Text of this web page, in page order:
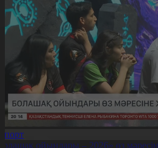
ойындары – 2026» өз